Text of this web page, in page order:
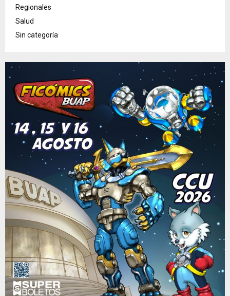
Regionales
Salud
Sin categoría